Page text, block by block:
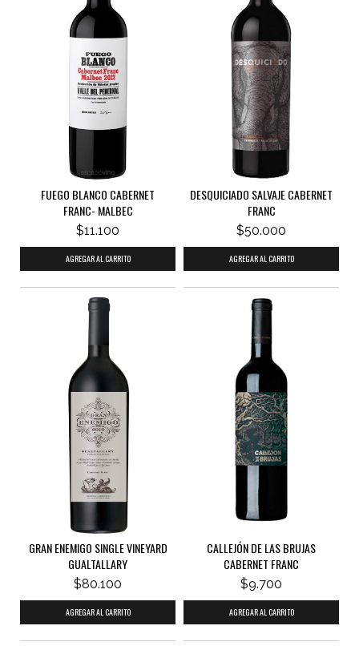
FUEGO BLANCO CABERNET
FRANC- MALBEC
$11.100
DESQUICIADO SALVAJE CABERNET
FRANC
$50.000
GRAN ENEMIGO SINGLE VINEYARD
GUALTALLARY
$80.100
CALLEJÓN DE LAS BRUJAS
CABERNET FRANC
$9.700